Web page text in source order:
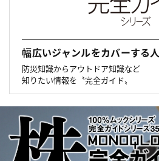
幅広いジャンルをカバーする
防災知識からアウトドア知識など
知りたい情報を〝完全ガイド〟